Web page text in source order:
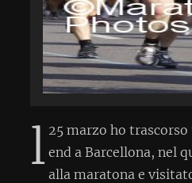
l 25 marzo ho
end a Barcellona, nel
alla maratona e